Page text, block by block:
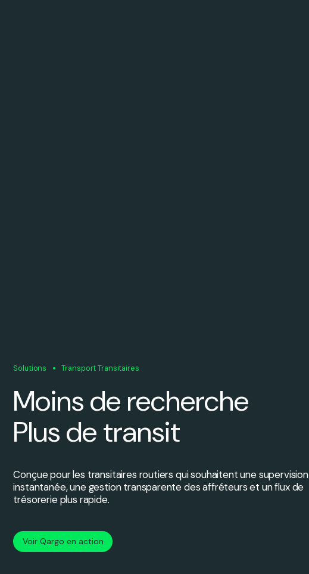
Solutions Transport Transitaires
Moins de recherche
Plus de transit
Conçue pour les transitaires routiers qui souhaitent une supervision
instantanée, une gestion transparente des affréteurs et un flux de
trésorerie plus rapide.
Voir Qargo en action